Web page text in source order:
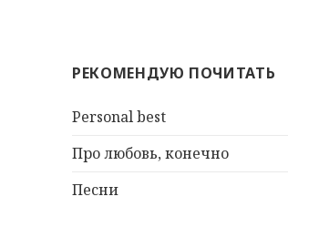
:РЕКОМЕНДУЮ ПОЧИТАТЬ
Personal best
Про любовь, конечно
Песни